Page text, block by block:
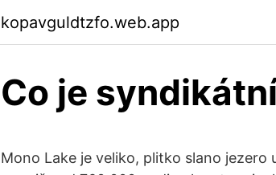
kopavguldtzfo.web.app
Co je
Mono Lake je veliko, plitko slano